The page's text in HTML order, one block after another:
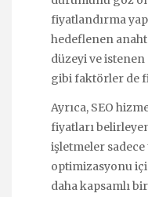
fiyatlandırma
hedeflenen
düzeyi ve istenen
gibi faktörler de
Ayrıca, SEO
fiyatları
işletmeler
optimizasyonu
daha kapsamlı